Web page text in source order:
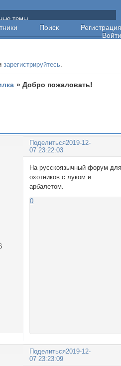
Поиск
Регистрация
Войти
темы
зарегистрируйтесь.
»Добро пожаловать!
Поделиться2019-12-
07 23:22:03
На русскоязычный форум
охотников с луком и
арбалетом.
0
Поделиться2019-12-
07 23:23:09